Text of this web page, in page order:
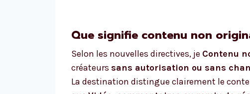
Que signifie contenu non
Selon les nouvelles directives, je Contenu
créateurs sans autorisation ou sans
La destination distingue clairement le